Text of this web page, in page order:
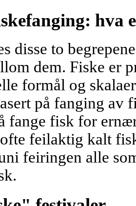
hva
disse to
dem. Fiske er
formål og
på fanging av
fange fisk for
feilaktig kalt
feiringen alle